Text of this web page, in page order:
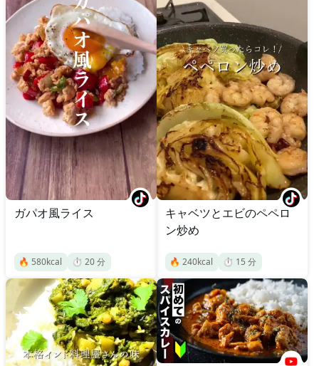
ガパオ風ライス
🔥 580kcal ⏱️ 20分
キャベツとエビのペペロ
ン炒め
🔥 240kcal ⏱️ 15 分